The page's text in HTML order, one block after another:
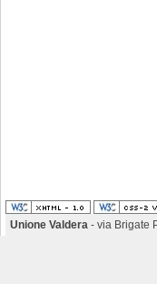
Unione Valdera - via Brigate